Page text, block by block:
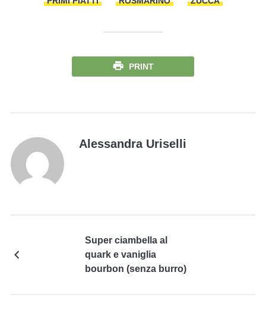
PRINT
Alessandra Uriselli
Super ciambella al
quark e vaniglia
bourbon (senza burro)